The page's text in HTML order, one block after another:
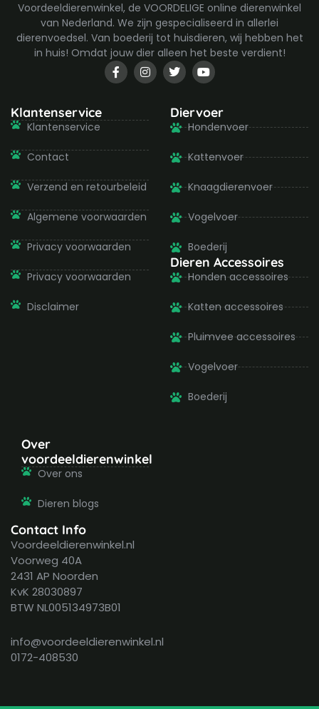
Voordeeldierenwinkel, de VOORDELIGE online dierenwinkel
van Nederland. We zijn gespecialiseerd in allerlei
dierenvoedsel. Van boederij tot huisdieren, wij hebben het
in huis! Omdat jouw dier alleen het beste verdient!
F
a
c
o
I
n
s
g
T
w
i
t
e
r
Y
o
u
u
b
e
Klantenservice
Klantenservice
Contact
Verzend en retourbeleid
Algemene voorwaarden
Privacy voorwaarden
Privacy voorwaarden
Disclaimer
Diervoer
Hondenvoer
Kattenvoer
Knaagdierenvoer
Vogelvoer
Boederij
Dieren Accessoires
Honden accessoires
Katten accessoires
Pluimvee accessoires
Vogelvoer
Boederij
Over
voordeeldierenwinkel
Over ons
Dieren blogs
Contact Info
Voordeeldierenwinkel.nl
Voorweg 40A
2431 AP Noorden
KvK 28030897
BTW NL005134973B01
info@voordeeldierenwinkel.nl
0172-408530